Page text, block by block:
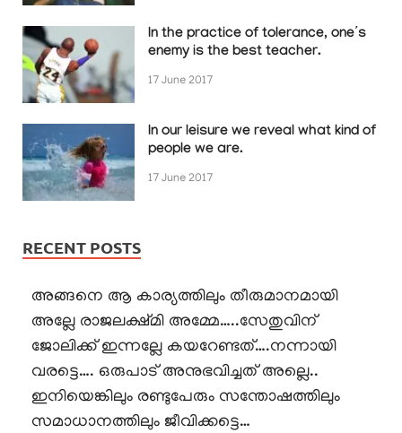
In the practice of tolerance, one’s
enemy is the best teacher.
17 June 2017
In our leisure we reveal what kind of
people we are.
17 June 2017
RECENT POSTS
അങ്ങനെ ആ കാര്യത്തിലും തീരുമാനമായി
അല്ലേ രാജലക്ഷ്മി അമ്മേ…..സേതുവിന്
ജോലിക്ക് ഇന്നല്ലേ കയറേണ്ടത്….നന്നായി
വരട്ടെ…. ഒരുപാട് അനുഭവിച്ചത് അല്ലെ..
ഇനിയെങ്കിലും രണ്ടുപേരും സന്തോഷത്തിലും
സമാധാനത്തിലും ജീവിക്കട്ടെ…